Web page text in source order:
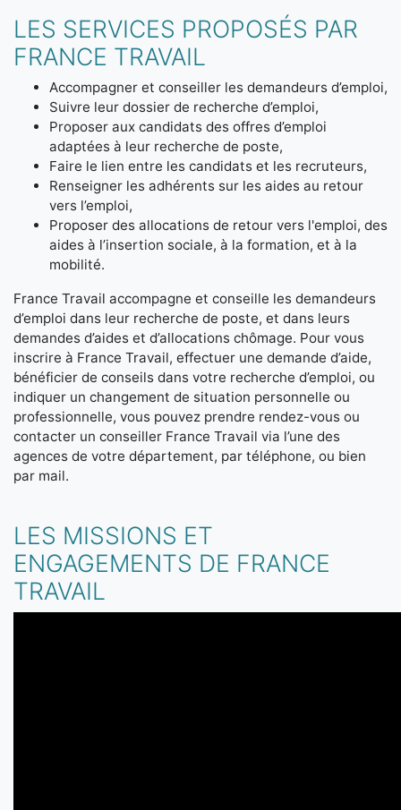
LES SERVICES PROPOSÉS PAR
FRANCE TRAVAIL
Accompagner et conseiller les demandeurs d’emploi,
Suivre leur dossier de recherche d’emploi,
Proposer aux candidats des offres d’emploi
adaptées à leur recherche de poste,
Faire le lien entre les candidats et les recruteurs,
Renseigner les adhérents sur les aides au retour
vers l’emploi,
Proposer des allocations de retour vers l'emploi, des
aides à l’insertion sociale, à la formation, et à la
mobilité.
France Travail accompagne et conseille les demandeurs
d’emploi dans leur recherche de poste, et dans leurs
demandes d’aides et d’allocations chômage. Pour vous
inscrire à France Travail, effectuer une demande d’aide,
bénéficier de conseils dans votre recherche d’emploi, ou
indiquer un changement de situation personnelle ou
professionnelle, vous pouvez prendre rendez-vous ou
contacter un conseiller France Travail via l’une des
agences de votre département, par téléphone, ou bien
par mail.
LES MISSIONS ET
ENGAGEMENTS DE FRANCE
TRAVAIL